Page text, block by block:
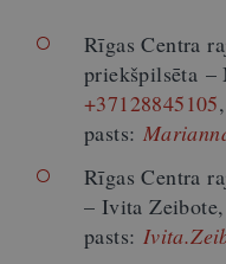
Rīgas Centra
priekšpilsēta –
+37128845105
pasts:
Rīgas Centra
– Ivita
pasts: